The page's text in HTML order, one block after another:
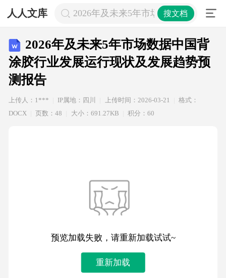
人人文库 2026年及未来5年市场数据中国背涂
搜文档
2026年及未来5年市场数据中国背
涂胶行业发展运行现状及发展趋势预
测报告
上传人：1*** IP属地：四川 上传时间：2026-03-21
格式：
DOCX
页数：48 大小：691.27KB 积分：60
预览加载失败，请重新加载试试~
重新加载